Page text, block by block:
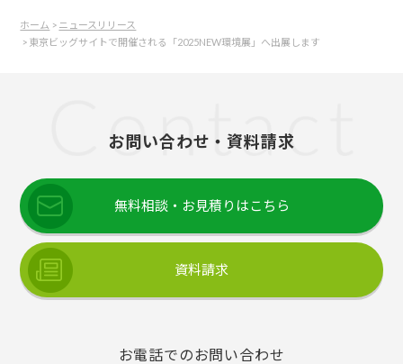
ホーム > ニュースリリース
> 東京ビッグサイトで開催される「2025NEW環境展」へ出展します
お問い合わせ・資料請求
無料相談・お見積りはこちら
資料請求
お電話でのお問い合わせ